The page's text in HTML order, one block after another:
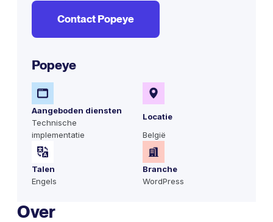
Contact Popeye
Popeye
Aangeboden diensten
Technische
implementatie
Locatie
België
Talen
Engels
Branche
WordPress
Over